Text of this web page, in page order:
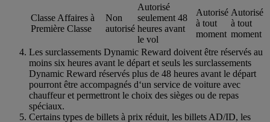
Classe Affaires à
Première Classe
Non
autorisé
Autorisé
seulement 48
heures avant
le vol
Autorisé
à tout
moment
Autorisé
à tout
moment
Les surclassements Dynamic Reward doivent être réservés au
moins six heures avant le départ et seuls les surclassements
Dynamic Reward réservés plus de 48 heures avant le départ
pourront être accompagnés d‘un service de voiture avec
chauffeur et permettront le choix des sièges ou de repas
spéciaux.
Certains types de billets à prix réduit, les billets AD/ID, les